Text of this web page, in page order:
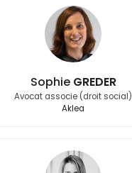
Sophie GREDER
Avocat associe (droit social)
Aklea